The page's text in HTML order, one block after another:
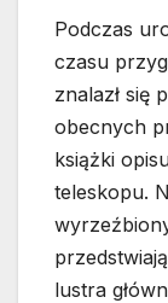
Podczas
czasu
znalazł się
obecnych
książki
teleskopu.
lustra